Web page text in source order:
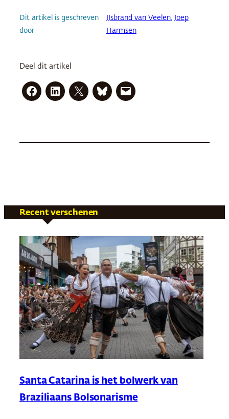
Dit artikel is geschreven
door
IJsbrand van Veelen,
Joep
Harmsen
Deel dit artikel
Recent verschenen
Santa Catarina is het bolwerk van
Braziliaans Bolsonarisme